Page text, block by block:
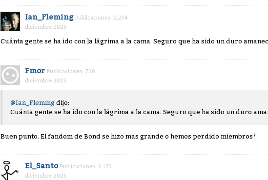
Ian_Fleming Publicaciones: 2,254
diciembre 2025
Cuánta gente se ha ido con la lágrima a la cama. Seguro que ha sido un duro
Fmor Publicaciones: 700
diciembre 2025
@Ian_Fleming dijo:
Cuánta gente se ha ido con la lágrima a la cama. Seguro que ha sido un duro
Buen punto. El fandom de Bond se hizo mas grande o hemos perdido miembros?
El_Santo Publicaciones: 6,173
diciembre 2025